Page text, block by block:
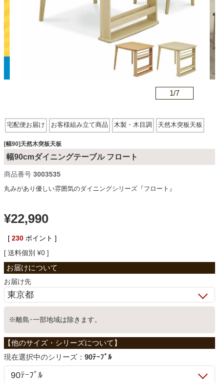
ダイニングテーブル・セット
椅子・チェア
ベッド
収納家具
学習机
ホームオフィス
こたつ
1/7
宅配便お届け お客様組み立て商品 木製・木目調 天然木突板天板
[幅90]天然木突板天板
幅90cmダイニングテーブル フロート
商品番号 3003535
丸みがあり優しい雰囲気のダイニングシリーズ『フロート』
¥22,990
[ 230 ポイント ]
送料個別 ¥0
お届け先
※離島･一部地域は除きます。
シリーズ： 90ﾃｰﾌﾞﾙ